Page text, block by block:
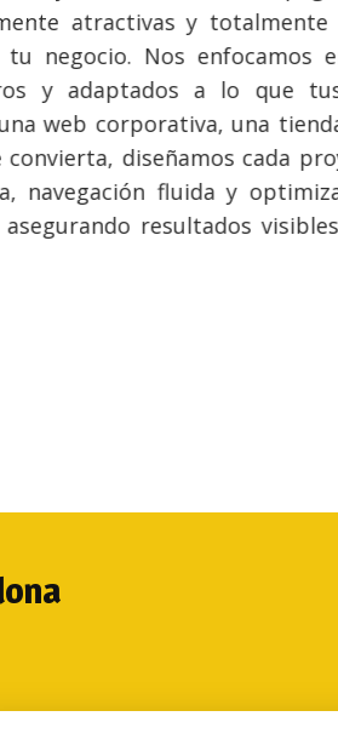
atractivas y totalmente
Nos enfocamos en
adaptados a lo que tus
web corporativa, una tienda
diseñamos cada
fluida y optimización
resultados visibles